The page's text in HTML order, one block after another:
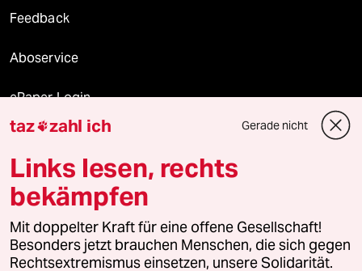
Feedback
Aboservice
ePaper Login
Downloads für Abonnierende
© 2026 taz Verlags und Vertriebs GmbH
Alle Rechte vorbehalten. Bei rechtlichen Fragen oder für Genehmigungen
wenden Sie sich bitte an
lizenzen@taz.de
taz zahl ich Gerade nicht
Links lesen, rechts
bekämpfen
Mit doppelter Kraft für eine offene Gesellschaft!
Besonders jetzt brauchen Menschen, die sich gegen
Rechtsextremismus einsetzen, unsere Solidarität.